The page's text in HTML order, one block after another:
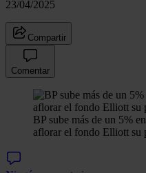
23/04/2025
Compartir
Comentar
BP sube más de un 5%
aflorar el fondo Elliott su